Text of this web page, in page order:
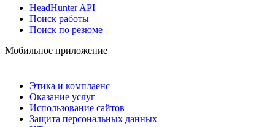
HeadHunter API
Поиск работы
Поиск по резюме
Мобильное приложение
Этика и комплаенс
Оказание услуг
Использование сайтов
Защита персональных данных